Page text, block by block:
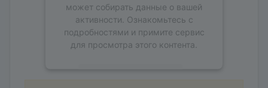
может собирать данные о вашей
активности. Ознакомьтесь с
подробностями и примите сервис
для просмотра этого контента.